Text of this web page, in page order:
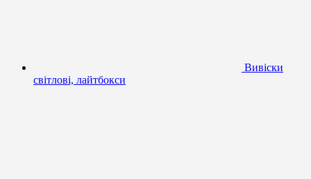
Вивіски
світлові, лайтбокси